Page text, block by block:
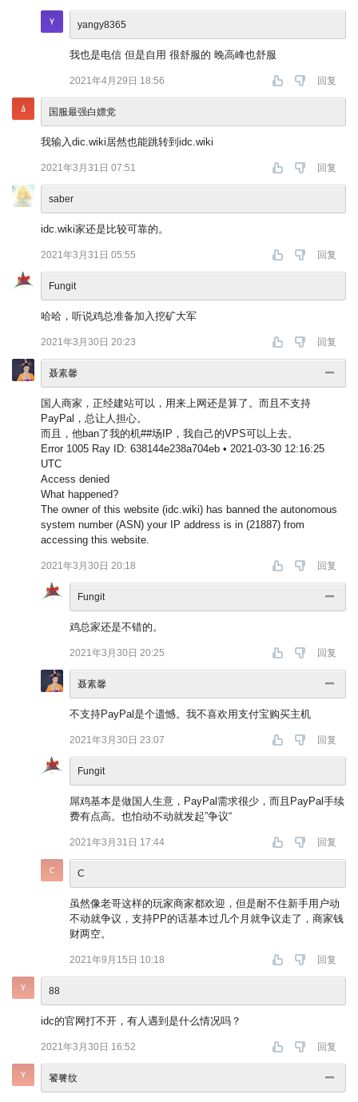
yangy8365
我也是电信 但是自用 很舒服的 晚高峰也舒服
2021年4月29日 18:56 回复
国服最强白嫖党
我输入dic.wiki居然也能跳转到idc.wiki
2021年3月31日 07:51 回复
saber
idc.wiki家还是比较可靠的。
2021年3月31日 05:55 回复
Fungit
哈哈，听说鸡总准备加入挖矿大军
2021年3月30日 20:23 回复
聂素馨
国人商家，正经建站可以，用来上网还是算了。而且不支持
PayPal，总让人担心。
而且，他ban了我的机##场IP，我自己的VPS可以上去。
Error 1005 Ray ID: 638144e238a704eb • 2021-03-30 12:16:25
UTC
Access denied
What happened?
The owner of this website (idc.wiki) has banned the autonomous
system number (ASN) your IP address is in (21887) from
accessing this website.
2021年3月30日 20:18 回复
Fungit
鸡总家还是不错的。
2021年3月30日 20:25 回复
聂素馨
不支持PayPal是个遗憾。我不喜欢用支付宝购买主机
2021年3月30日 23:07 回复
Fungit
屌鸡基本是做国人生意，PayPal需求很少，而且PayPal手续
费有点高。也怕动不动就发起”争议“
2021年3月31日 17:44 回复
C
虽然像老哥这样的玩家商家都欢迎，但是耐不住新手用户动
不动就争议，支持PP的话基本过几个月就争议走了，商家钱
财两空。
2021年9月15日 10:18 回复
88
idc的官网打不开，有人遇到是什么情况吗？
2021年3月30日 16:52 回复
饕餮纹